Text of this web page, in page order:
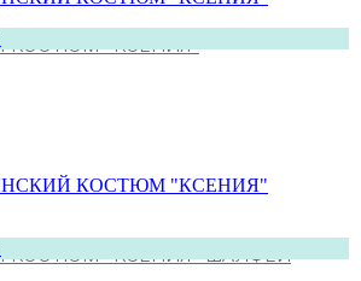
“КСЕНИЯ”
“КСЕНИЯ” ШАЛФЕЙ